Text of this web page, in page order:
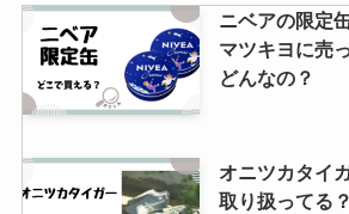
ニベアの限定
マツキヨに売
どんなの？
オニツカタイ
取り扱ってる